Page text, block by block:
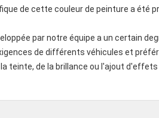
de cette couleur de peinture a été
par notre équipe a un certain
de différents véhicules et
teinte, de la brillance ou l'ajout d'effets